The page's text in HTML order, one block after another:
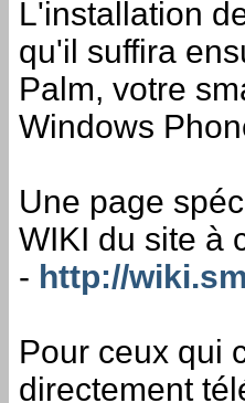
L'installation
qu'il suffira
Palm, votre
Windows
Une page
WIKI du site à
- http://
Pour ceux qui
directement